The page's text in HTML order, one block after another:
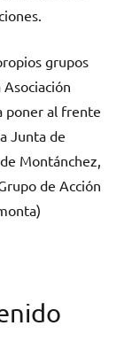
grupos
poner al frente
Junta de
Montánchez,
de Acción